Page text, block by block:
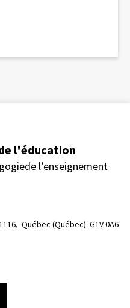
l'éducation
l’enseignement
Québec (Québec)  G1V 0A6